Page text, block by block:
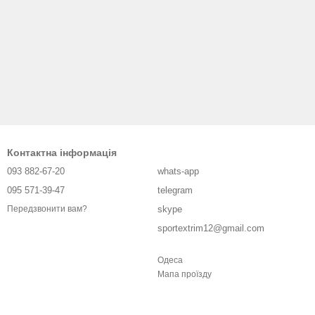
Контактна інформація
093 882-67-20
095 571-39-47
Передзвонити вам?
whats-app
telegram
skype
sportextrim12@gmail.com
Одеса
Мапа проїзду